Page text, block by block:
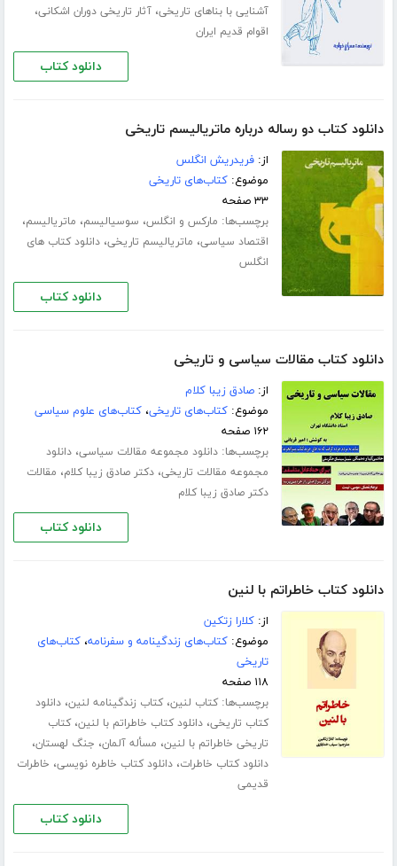
آشنایی با بناهای تاریخی،آثار تاریخی دوران اشکانی،
اقوام قدیم ایران
دانلود کتاب
دانلود کتاب دو رساله درباره ماتریالیسم تاریخی
از:فریدریش انگلس
موضوع:کتاب‌های تاریخی
۳۳ صفحه
برچسب‌ها: مارکس و انگلس، سوسیالیسم، ماتریالیسم،
اقتصاد سیاسی، ماتریالیسم تاریخی،دانلود کتاب های
انگلس
دانلود کتاب
دانلود کتاب مقالات سیاسی و تاریخی
از:صادق زیبا کلام
موضوع:کتاب‌های تاریخی،کتاب‌های علوم سیاسی
۱۶۲ صفحه
برچسب‌ها:دانلود مجموعه مقالات سیاسی،دانلود
مجموعه مقالات تاریخی،دکتر صادق زیبا کلام، مقالات
دکتر صادق زیبا کلام
دانلود کتاب
دانلود کتاب خاطراتم با لنین
از:کلارا زتکین
موضوع:کتاب‌های زندگینامه و سفرنامه،کتاب‌های
تاریخی
۱۱۸ صفحه
برچسب‌ها:کتاب لنین،کتاب زندگینامه لنین،دانلود
کتاب تاریخی،دانلود کتاب خاطراتم با لنین،کتاب
تاریخی خاطراتم با لنین، مسأله آلمان، جنگ لهستان،
دانلود کتاب خاطرات،دانلود کتاب خاطره نویسی، خاطرات
قدیمی
دانلود کتاب